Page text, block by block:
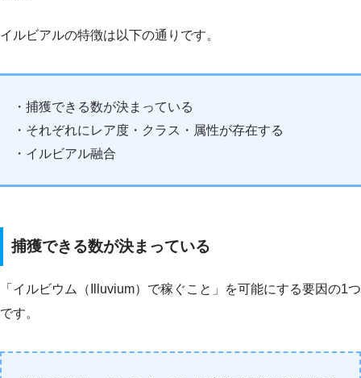
イルビアルの特徴は以下の通りです。
・捕獲できる数が決まっている
・それぞれにレア度・クラス・属性が存在する
・イルビアル融合
捕獲できる数が決まっている
「イルビウム（Illuvium）で稼ぐこと」を可能にする要因の1つ
です。